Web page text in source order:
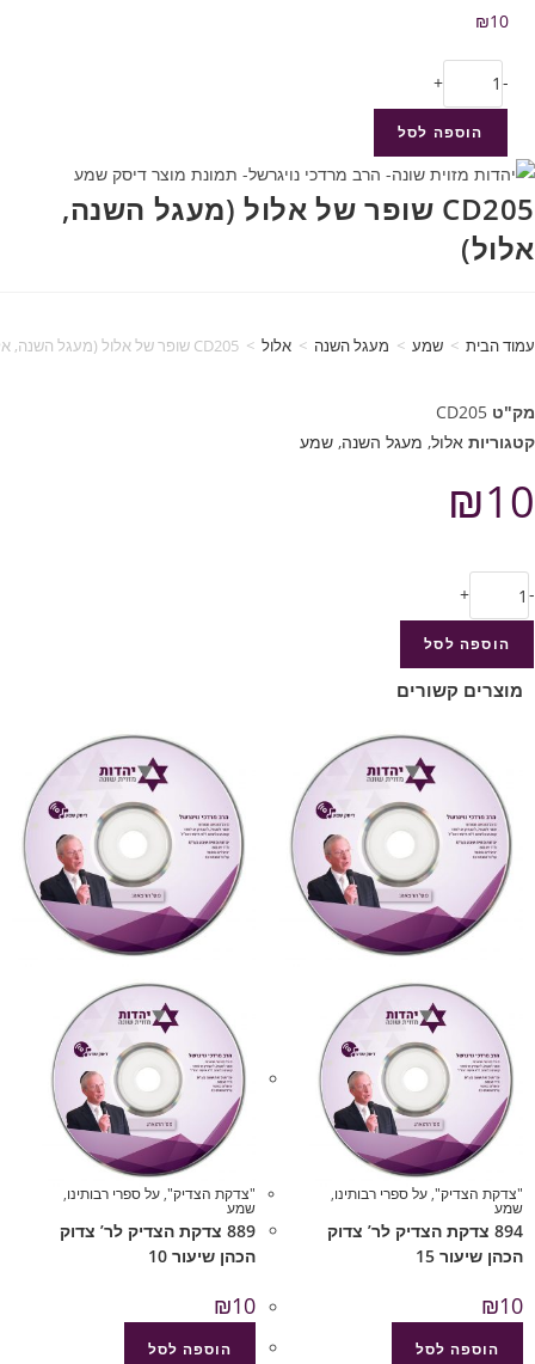
₪10
-
+
הוספה לסל
CD205 שופר של אלול (מעגל השנה,
אלול)
עמוד הבית > שמע > מעגל השנה > אלול > CD205 שופר של אלול (מעגל השנה, אלול)
מק"ט CD205
קטגוריות אלול, מעגל השנה, שמע
₪10
-
+
הוספה לסל
מוצרים קשורים
"צדקת הצדיק",על ספרי רבותינו,
שמע
894 צדקת הצדיק לר’ צדוק
הכהן שיעור 15
₪10
הוספה לסל
"צדקת הצדיק",על ספרי רבותינו,
שמע
889 צדקת הצדיק לר’ צדוק
הכהן שיעור 10
₪10
הוספה לסל